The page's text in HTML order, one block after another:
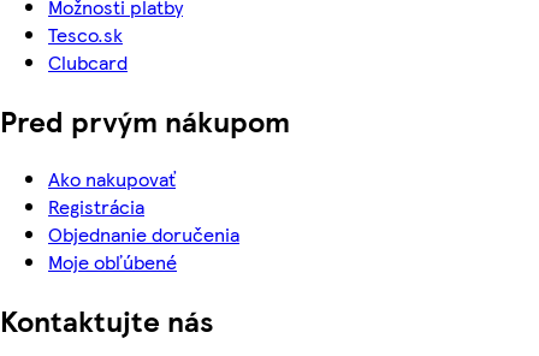
Možnosti platby
Tesco.sk
Clubcard
Pred prvým nákupom
Ako nakupovať
Registrácia
Objednanie doručenia
Moje obľúbené
Kontaktujte nás